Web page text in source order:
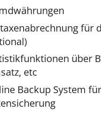
für
über
etc
Backup System